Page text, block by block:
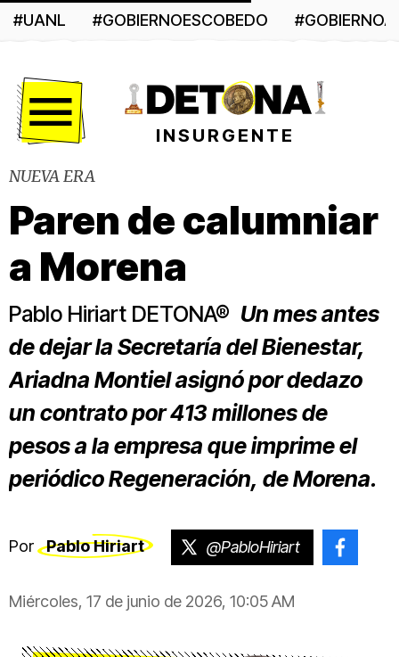
#UANL #GOBIERNOESCOBEDO
INSURGENTE
NUEVA ERA
Paren de calumniar
a Morena
Pablo Hiriart DETONA® Un mes antes
de dejar la Secretaría del Bienestar,
Ariadna Montiel asignó por dedazo
un contrato por 413 millones de
pesos a la empresa que imprime el
periódicoRegeneración, de Morena.
Por Pablo Hiriart @PabloHiriart
Miércoles, 17 de junio de 2026, 10:05 AM